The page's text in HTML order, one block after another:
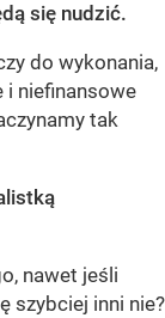
się nudzić.
do wykonania,
i niefinansowe
tak
nawet jeśli
szybciej inni nie?